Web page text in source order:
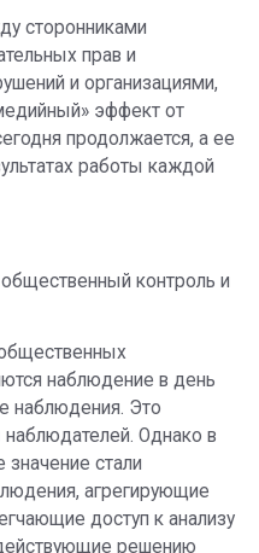
сторонниками
прав и
и организациями,
эффект от
продолжается, а ее
работы каждой
контроль и
наблюдение в день
наблюдения. Это
Однако в
стали
агрегирующие
доступ к анализу
решению